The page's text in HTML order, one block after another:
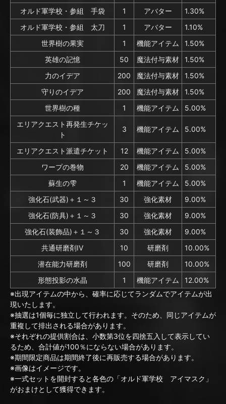
オルド軍学校・参組 手袋 1 アバター
1.30%
オルド軍学校・参組 太刀
1 アバター
1.10%
世界樹の果実
1 機能アイテム
1.50%
英雄の記憶
50 魔法付与素材
1.50%
力のイデア
200 魔法付与素材
1.50%
守りのイデア
200 魔法付与素材
1.50%
世界樹の種
1 機能アイテム
5.00%
エリアクエスト再発生チケッ
ト
3 機能アイテム 5.00%
エリアクエスト派遣チケット 12 機能アイテム
5.00%
ワープの巻物
20 機能アイテム
5.00%
蘇生の雫
1 機能アイテム
5.00%
強化石(武器)＋１～３
30 強化素材
9.00%
強化石(防具)＋１～３
30 強化素材
9.00%
強化石(装飾品)＋１～３
30 強化素材
9.00%
共通研磨剤IV
10 研磨剤
10.00%
潜在能力研磨剤
100 研磨剤
10.00%
形態投影の水晶
1 機能アイテム
12.00%
※出現アイテムの中から、確率に応じてランダムでアイテムが出
現いたします。
※抽選は1個毎に独立して行われます。そのため、同じアイテムが
重複して排出される場合があります。
※それぞれの提供割合は、小数第3位を四捨五入して表示してい
るため、合計値が100％にならない場合があります。
※期間限定商品は期間終了後に再販売する場合があります。
※画像はイメージです。
※一式セットを開封すると各色の「オルド軍学校 アイマスク」
がおまけとして獲得できます。